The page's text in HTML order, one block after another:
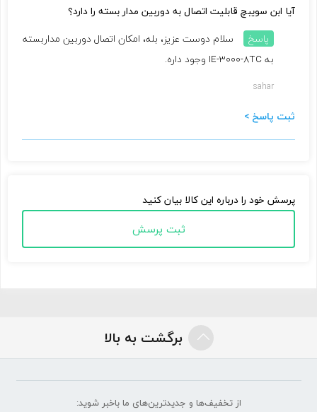
آیا ابن سویبچ قابلیت اتصال به دوربین مدار بسته را دارد؟
پاسخ
سلام دوست عزیز، بله، امکان اتصال دوربین مداربسته
به IE-3000-8TC وجود داره.
sahar
ثبت پاسخ >
پرسش خود را درباره این کالا بیان کنید
ثبت پرسش
برگشت به بالا
از تخفیف‌ها و جدیدترین‌های ما‌ باخبر شوید: